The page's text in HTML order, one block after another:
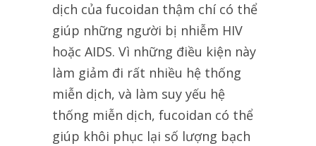
dịch của fucoidan thậm chí có thể
giúp những người bị nhiễm HIV
hoặc AIDS. Vì những điều kiện này
làm giảm đi rất nhiều hệ thống
miễn dịch, và làm suy yếu hệ
thống miễn dịch, fucoidan có thể
giúp khôi phục lại số lượng bạch